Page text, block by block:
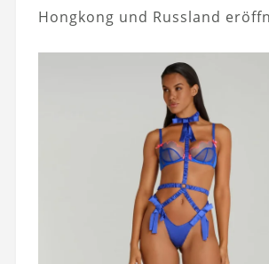
Hongkong und Russland